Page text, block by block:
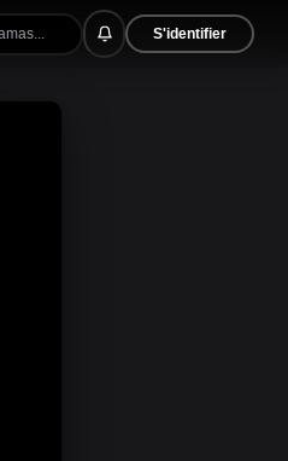
S'identifier